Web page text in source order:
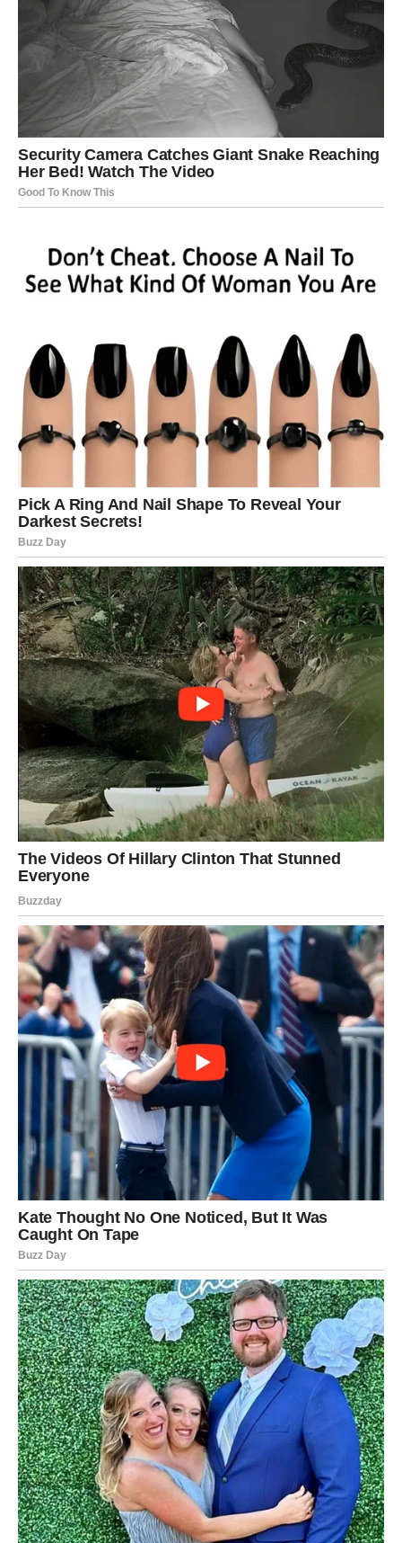
Nova energija donosi vam spontane događaje i mnogo
pozitivnih emocija.
Jedna osoba sada vam vraća vjeru da život može biti
mnogo ljepši nego prije.
Sreća vam dolazi neočekivano
JARAC
Na poslovnom i emotivnom planu dolazi osjećaj
sigurnosti i velikog olakšanja.
Duša vam konačno odmara
Pred vama su veoma važni trenuci sreće.
VODOLIJA
Zvijezde vam donose neočekivanu vijest koja bi vam
mogla potpuno promijeniti planove.
Jedna prilika sada otvara vrata novih početaka i sretnijeg
perioda.
Veliko iznenađenje ulazi u vaš život
Pred vama su veoma posebni trenuci.
RIBE
Ribe ulaze u veoma emotivan i nježan dan.
Poslije mnogo tuge dolazi osjećaj mira, ljubavi i
sigurnosti.
Srce konačno pronalazi spokoj
Pred vama su trenuci puni topline i sreće.
Srijeda 27. maja mnogim znakovima Zodijaka donosi
važne promjene i neočekivane događaje, ali posebno će
blistati Rakovi, Vage i Vodolije kojima zvijezde šalju sreću,
ljubav i prilike koje bi mogle potpuno promijeniti njihov
Ovo je dan tokom kojeg univerzum pokazuje da jedan
trenutak može promijeniti sve.